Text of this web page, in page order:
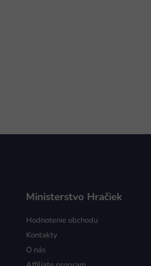
Ministerstvo Hračiek
Hodnotenie obchodu
Kontakty
O nás